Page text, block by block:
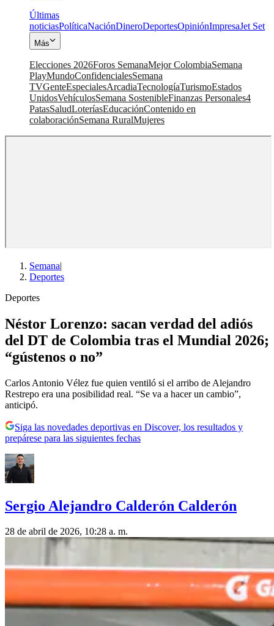
Últimas
noticiasPolíticaNaciónDineroDeportesOpiniónImpresaJet Set
Más
Elecciones 2026Foros SemanaMejor ColombiaSemana
PlayMundoConfidencialesSemana
TVGenteEspecialesArcadiaTecnologíaTurismoEstados
UnidosVehículosSemana SostenibleFinanzas Personales4
PatasSaludLoteríasEducaciónContenido en
colaboraciónSemana RuralMujeres
Semana|
Deportes
Deportes
Néstor Lorenzo: sacan verdad del adiós
del DT de Colombia tras el Mundial 2026;
“gústenos o no”
Carlos Antonio Vélez fue quien ventiló si el arribo de Alejandro
Restrepo era una posibilidad real. “Se va a hacer un cambio”,
anticipó.
Siga las novedades deportivas en Discover, los resultados y
prepárese para las siguientes fechas
Sergio Alejandro Calderón Calderón
28 de abril de 2026, 10:28 a. m.